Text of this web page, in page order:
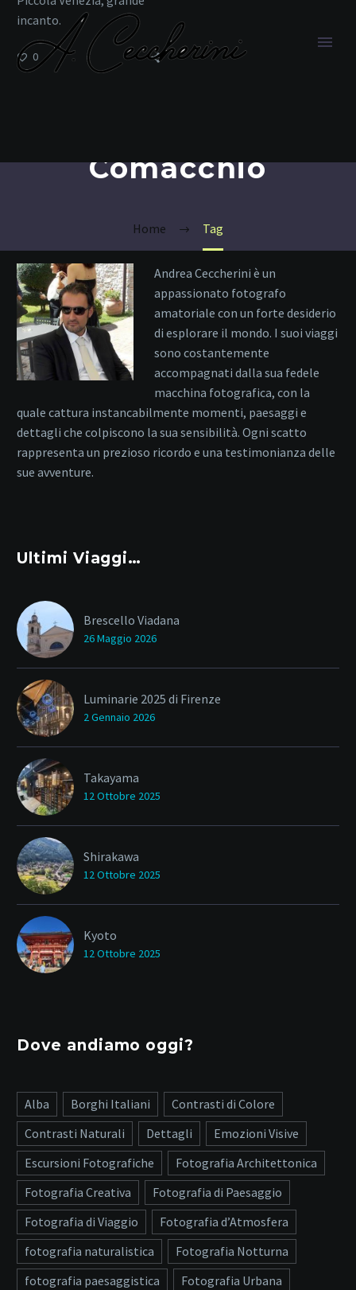
Comacchio
Home Tag
incanto.
0
Andrea Ceccherini è un
appassionato fotografo
amatoriale con un forte desiderio
di esplorare il mondo. I suoi viaggi
sono costantemente
accompagnati dalla sua fedele
macchina fotografica, con la
quale cattura instancabilmente momenti, paesaggi e
dettagli che colpiscono la sua sensibilità. Ogni scatto
rappresenta un prezioso ricordo e una testimonianza delle
sue avventure.
Ultimi Viaggi…
Brescello Viadana
26 Maggio 2026
Luminarie 2025 di Firenze
2 Gennaio 2026
Takayama
12 Ottobre 2025
Shirakawa
12 Ottobre 2025
Kyoto
12 Ottobre 2025
Dove andiamo oggi?
Alba Borghi Italiani
Contrasti di Colore
Contrasti Naturali
Dettagli
Emozioni Visive
Escursioni Fotografiche
Fotografia Architettonica
Fotografia Creativa
Fotografia di Paesaggio
Fotografia di Viaggio
Fotografia d’Atmosfera
fotografia naturalistica
Fotografia Notturna
fotografia paesaggistica
Fotografia Urbana